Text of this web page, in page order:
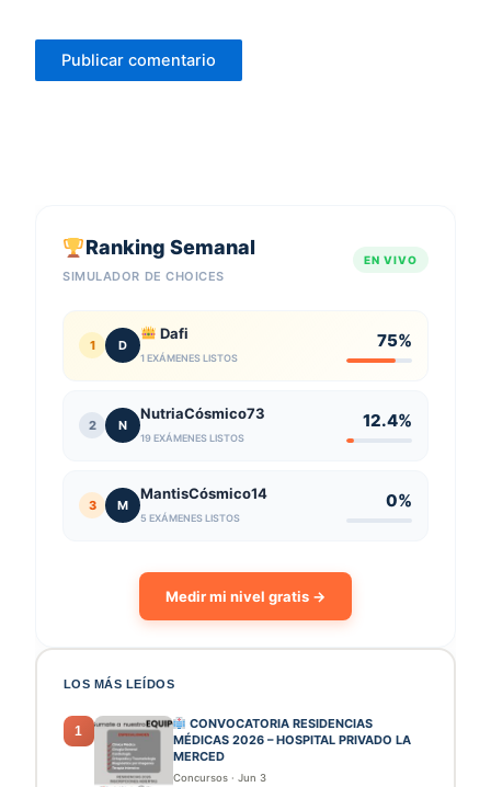
Ranking Semanal
SIMULADOR DE CHOICES
EN VIVO
1 D
Dafi
1 EXÁMENES LISTOS
75%
2 N
NutriaCósmico73
19 EXÁMENES LISTOS
12.4%
3 M
MantisCósmico14
5 EXÁMENES LISTOS
0%
Medir mi nivel gratis →
LOS MÁS LEÍDOS
1
CONVOCATORIA RESIDENCIAS
MÉDICAS 2026 – HOSPITAL PRIVADO LA
MERCED
Concursos · Jun 3